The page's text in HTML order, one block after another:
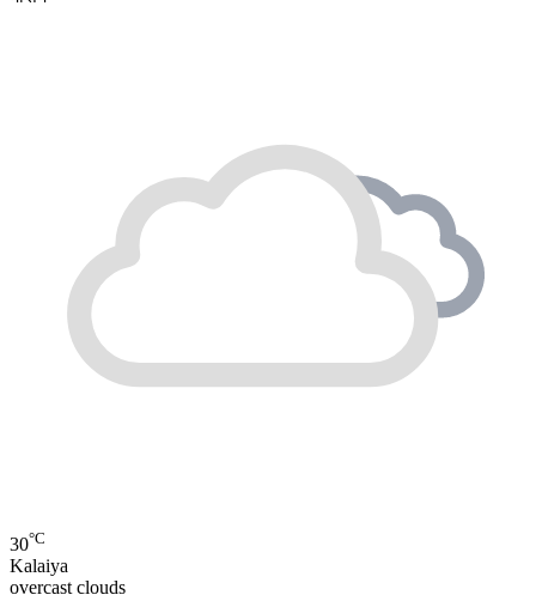
30°C
Kalaiya
overcast clouds